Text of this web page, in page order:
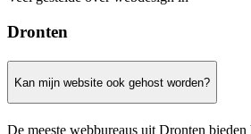
Dronten
Kan mijn website ook gehost worden?
De meeste webbureaus uit Dronten